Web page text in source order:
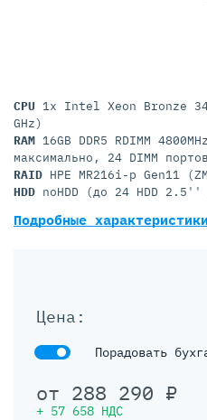
Цена:
Порадовать
от 288 290 ₽
+ 57 658 НДС
CPU 1x Intel Xeon Bronze
GHz)
RAM 16GB DDR5 RDIMM
максимально, 24 DIMM
RAID HPE MR216i-p Gen11
HDD noHDD (до 24 HDD 2.5''
Подробные характеристики